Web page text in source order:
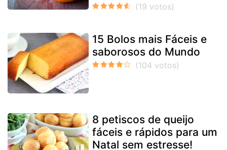
15 Bolos mais Fáceis e
saborosos do Mundo
8 petiscos de queijo
fáceis e rápidos para um
Natal sem estresse!